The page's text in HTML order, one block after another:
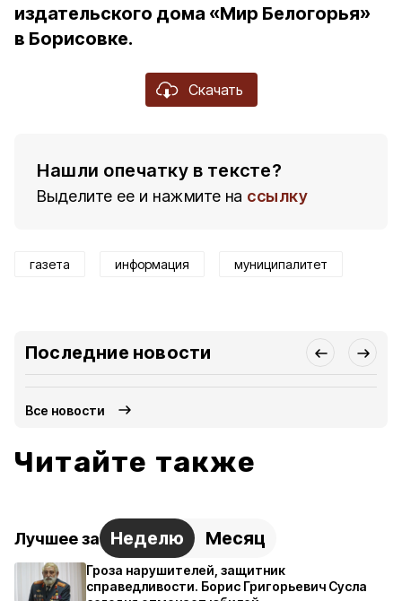
издательского дома «Мир Белогорья»
в Борисовке.
Скачать
Нашли опечатку в тексте?
Выделите ее и нажмите на ссылку
газета информация муниципалитет
Последние новости
Все новости
Читайте также
Лучшее за Неделю Месяц
Гроза нарушителей, защитник
справедливости. Борис Григорьевич Сусла